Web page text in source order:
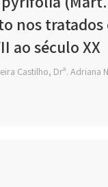
nos
ao século XX
Castilho, Drª. Adriana